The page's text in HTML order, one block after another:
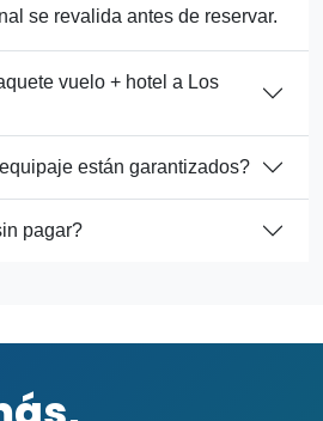
se revalida antes de reservar.
vuelo + hotel a Los
están garantizados?
pagar?